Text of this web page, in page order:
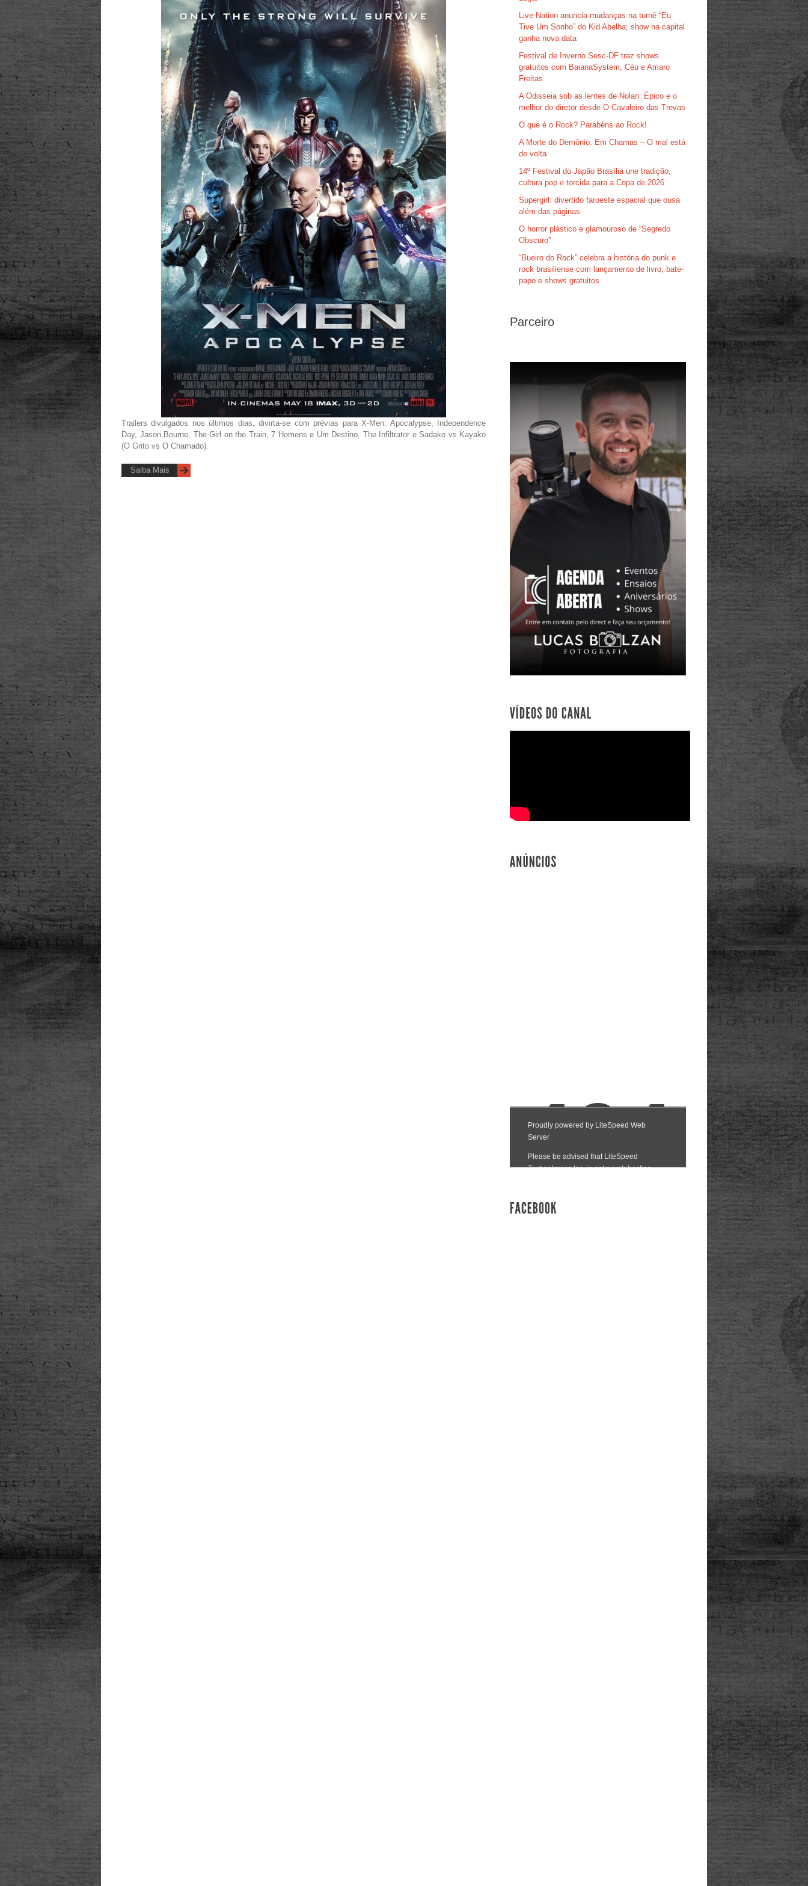
Trailers divulgados nos últimos dias, divirta-se com prévias para X-Men: Apocalypse, Independence
Day, Jason Bourne, The Girl on the Train, 7 Homens e Um Destino, The Infiltrator e Sadako vs Kayako
(O Grito vs O Chamado).
Saiba Mais
Live Nation anuncia mudanças na turnê “Eu
Tive Um Sonho” do Kid Abelha; show na capital
ganha nova data
Festival de Inverno Sesc-DF traz shows
gratuitos com BaianaSystem, Céu e Amaro
Freitas
A Odisseia sob as lentes de Nolan: Épico e o
melhor do diretor desde O Cavaleiro das Trevas
O que é o Rock? Parabéns ao Rock!
A Morte do Demônio: Em Chamas – O mal está
de volta
14º Festival do Japão Brasília une tradição,
cultura pop e torcida para a Copa de 2026
Supergirl: divertido faroeste espacial que ousa
além das páginas
O horror plástico e glamouroso de “Segredo
Obscuro”
“Bueiro do Rock” celebra a história do punk e
rock brasiliense com lançamento de livro, bate-
papo e shows gratuitos
Parceiro